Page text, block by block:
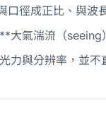
徑成正比、與波
大氣湍流（
力與分辨率，並